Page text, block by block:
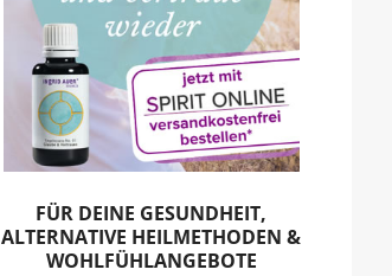
FÜR DEINE GESUNDHEIT,
ALTERNATIVE HEILMETHODEN &
WOHLFÜHLANGEBOTE